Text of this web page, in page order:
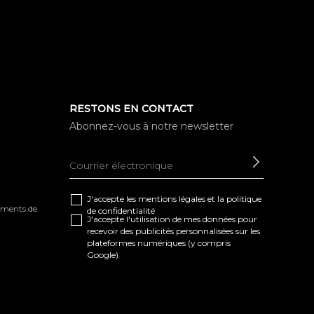
de
RESTONS EN CONTACT
Abonnez-vous à notre newsletter
J'accepte les mentions légaleset la politique
de confidentialité
J'accepte l'utilisation de mes données pour
recevoir des publicités personnalisées sur les
plateformes numériques (y compris
Google)